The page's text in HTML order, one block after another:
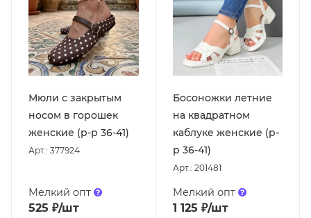
Мюли с закрытым
носом в горошек
женские (р-р 36-41)
Арт.: 377924
Мелкий опт
525 ₽/шт
Босоножки летние
на квадратном
каблуке женские (р-
р 36-41)
Арт.: 201481
Мелкий опт
1 125 ₽/шт